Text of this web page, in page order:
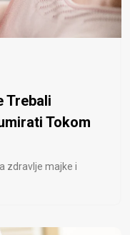
Trebali
Tokom
zdravlje majke i